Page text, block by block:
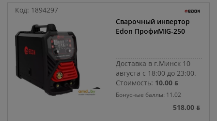
Код: 1894297
Сварочный инвертор
Edon ПрофиMIG-250
Доставка в г.Минск 10
августа с 18:00 до 23:00.
Стоимость: 10.00 ƃ
Бонусные баллы: 11.02
518.00 ƃ